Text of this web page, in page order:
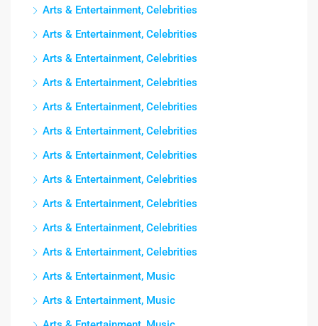
Arts & Entertainment, Celebrities
Arts & Entertainment, Celebrities
Arts & Entertainment, Celebrities
Arts & Entertainment, Celebrities
Arts & Entertainment, Celebrities
Arts & Entertainment, Celebrities
Arts & Entertainment, Celebrities
Arts & Entertainment, Celebrities
Arts & Entertainment, Celebrities
Arts & Entertainment, Celebrities
Arts & Entertainment, Celebrities
Arts & Entertainment, Music
Arts & Entertainment, Music